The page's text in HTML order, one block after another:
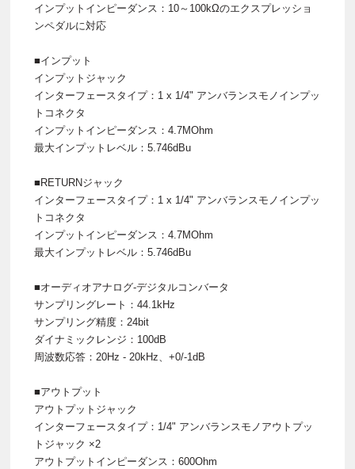
インプットインピーダンス：10～100kΩのエクスプレッショ
ンペダルに対応
■インプット
インプットジャック
インターフェースタイプ：1 x 1/4" アンバランスモノインプッ
トコネクタ
インプットインピーダンス：4.7MOhm
最大インプットレベル：5.746dBu
■RETURNジャック
インターフェースタイプ：1 x 1/4" アンバランスモノインプッ
トコネクタ
インプットインピーダンス：4.7MOhm
最大インプットレベル：5.746dBu
■オーディオアナログ-デジタルコンバータ
サンプリングレート：44.1kHz
サンプリング精度：24bit
ダイナミックレンジ：100dB
周波数応答：20Hz - 20kHz、+0/-1dB
■アウトプット
アウトプットジャック
インターフェースタイプ：1/4" アンバランスモノアウトプッ
トジャック ×2
アウトプットインピーダンス：600Ohm